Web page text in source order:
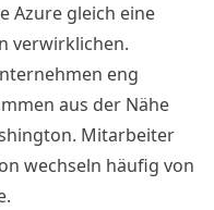
Azure gleich eine
verwirklichen.
eng
aus der Nähe
Mitarbeiter
wechseln häufig von